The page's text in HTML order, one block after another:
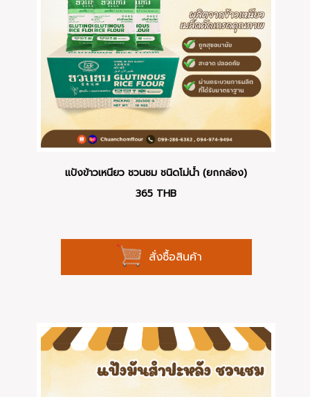
แป้งข้าวเหนียว ชวนชม ชนิดโม่น้ำ (ยกกล่อง)
365 THB
สั่งซื้อสินค้า